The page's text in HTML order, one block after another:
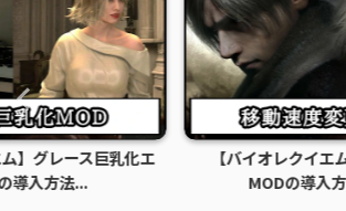
巨乳化エ
【バイオレクイエム】移動速度
MODの導入方法と使い...